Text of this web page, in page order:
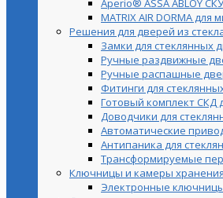
MATRIX AIR DORMA
Решения для дверей из
Замки для стеклянных
Ручные раздвижные
Ручные распашные
Фитинги для
Готовый комплект СКД
Доводчики для
Автоматические
Антипаника для
Трансформируемые
Ключницы и камеры хранения
Электронные ключницы